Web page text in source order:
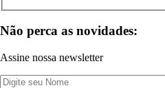
Não perca as novidades:
Assine nossa newsletter